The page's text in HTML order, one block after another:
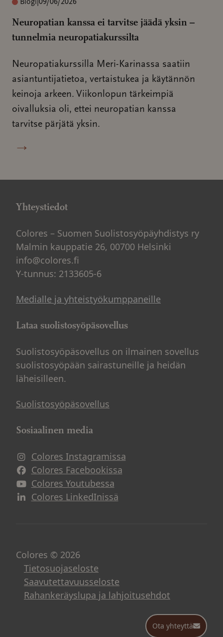
Blogi 09/06/2026
Neuropatian kanssa ei tarvitse jäädä yksin –
tunnelmia neuropatiakurssilta
Neuropatiakurssilla Meri-Karinassa saatiin
asiantuntijatietoa, vertaistukea ja käytännön
keinoja arkeen. Viikonlopun tärkeimpiä
oivalluksia oli, ettei neuropatian kanssa
tarvitse pärjätä yksin.
→
Yhteystiedot
Colores – Suomen Suolistosyöpäyhdistys ry
Malmin kauppatie 26, 00700 Helsinki
info@colores.fi
Y-tunnus: 2133605-6
Medialle ja yhteistyökumppaneille
Lataa suolistosyöpäsovellus
Suolistosyöpäsovellus on ilmainen sovellus
suolistosyöpään sairastuneille ja heidän
läheisilleen.
Suolistosyöpäsovellus
Sosiaalinen media
Colores Instagramissa
Avautuu uuteen ikkunaan
Colores Facebookissa
Avautuu uuteen ikkunaan
Colores Youtubessa
Avautuu uuteen ikkunaan
Colores LinkedInissä
Avautuu uuteen ikkunaan
Colores © 2026
Tietosuojaseloste
Saavutettavuusseloste
Rahankeräyslupa ja lahjoitusehdot
Ota yhteyttä
Ota yhteyttä